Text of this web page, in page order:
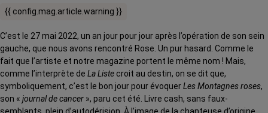
{{ config.mag.article.warning }}
C’est le 27 mai 2022, un an jour pour jour après l’opération de son sein
gauche, que nous avons rencontré Rose. Un pur hasard. Comme le
fait que l’artiste et notre magazine portent le même nom ! Mais,
comme l’interprète de La Liste croit au destin, on se dit que,
symboliquement, c’est le bon jour pour évoquerLes Montagnes roses,
son « journal de cancer », paru cet été. Livre cash, sans faux-